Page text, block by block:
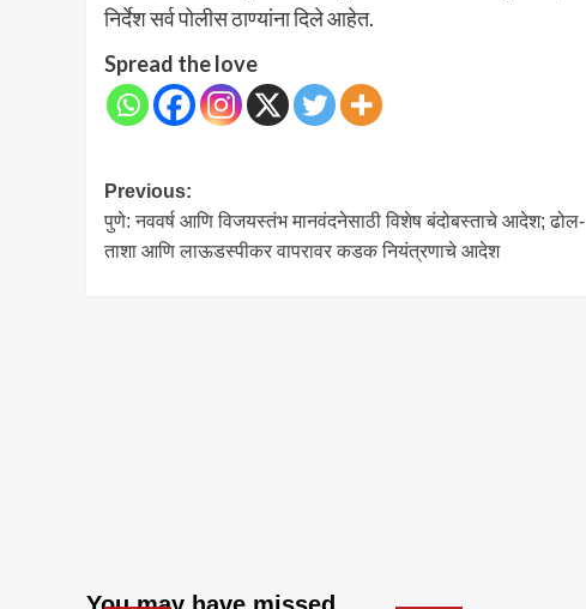
निर्देश सर्व पोलीस ठाण्यांना दिले आहेत.
Spread the love
Post
navigation
Previous:
पुणे: नववर्ष आणि विजयस्तंभ मानवंदनेसाठी विशेष बंदोबस्ताचे आदेश; ढोल-
ताशा आणि लाऊडस्पीकर वापरावर कडक नियंत्रणाचे आदेश